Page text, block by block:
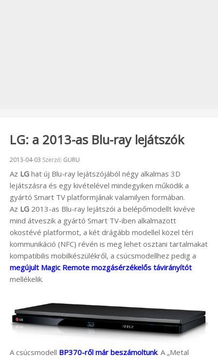
LG: a 2013-as Blu-ray lejátszók
Beküldve:
2013-04-03 Szerző: GURU
Az LG hat új Blu-ray lejátszójából négy alkalmas 3D
lejátszásra és egy kivételével mindegyiken működik a
gyártó Smart TV platformjának valamilyen formában.
Az LG 2013-as Blu-ray lejátszói a belépőmodellt kivéve
mind átveszik a gyártó Smart TV-iben alkalmazott
okostévé platformot, a két drágább modellel közel téri
kommunikáció (NFC) révén is meg lehet osztani tartalmakat
kompatibilis mobilkészülékről, a csúcsmodellhez pedig a
megújult Magic Remote mozgásérzékelős távirányítót
mellékelik.
A csúcsmodell BP370-ről már beszámoltunk. A „Metal